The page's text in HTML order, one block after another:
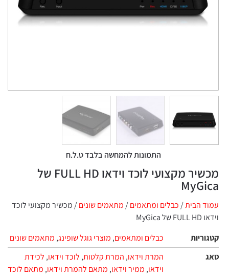
התמונות להמחשה בלבד ט.ל.ח
מכשיר מקצועי לוכד וידאו FULL HD של
הבית/כבלים ומתאמים/מתאמים שונים/ מכשיר מקצועי לוכד
כבלים ומתאמים,מוצרי גוגל שופינג,מתאמים שונים
המרת וידאו,המרת קלטות,לוכד וידאו,לכידת
ממיר וידאו,מתאם להמרת וידאו,מתאם לוכד